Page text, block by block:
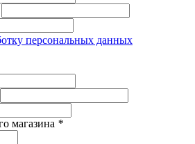
персональных данных
магазина *